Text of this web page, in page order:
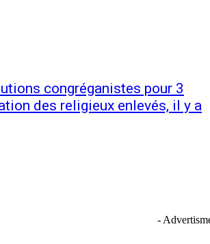
congréganistes pour 3
des religieux enlevés, il y a
-